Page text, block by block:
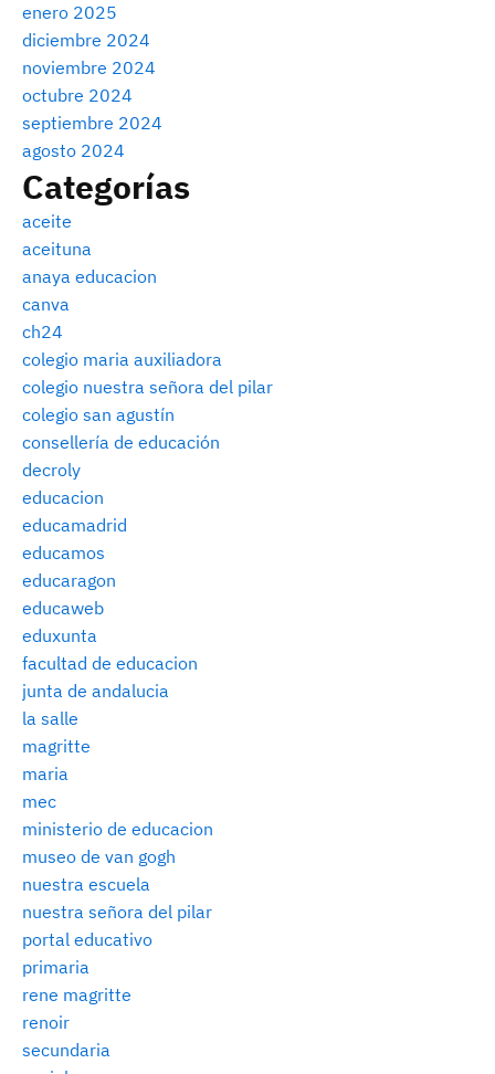
enero 2025
diciembre 2024
noviembre 2024
octubre 2024
septiembre 2024
agosto 2024
Categorías
aceite
aceituna
anaya educacion
canva
ch24
colegio maria auxiliadora
colegio nuestra señora del pilar
colegio san agustín
consellería de educación
decroly
educacion
educamadrid
educamos
educaragon
educaweb
eduxunta
facultad de educacion
junta de andalucia
la salle
magritte
maria
mec
ministerio de educacion
museo de van gogh
nuestra escuela
nuestra señora del pilar
portal educativo
primaria
rene magritte
renoir
secundaria